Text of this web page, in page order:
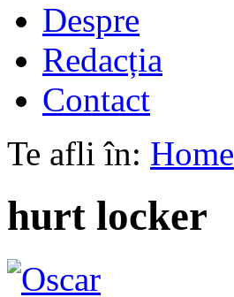
Despre
Redacția
Contact
Te afli în: Home
hurt locker